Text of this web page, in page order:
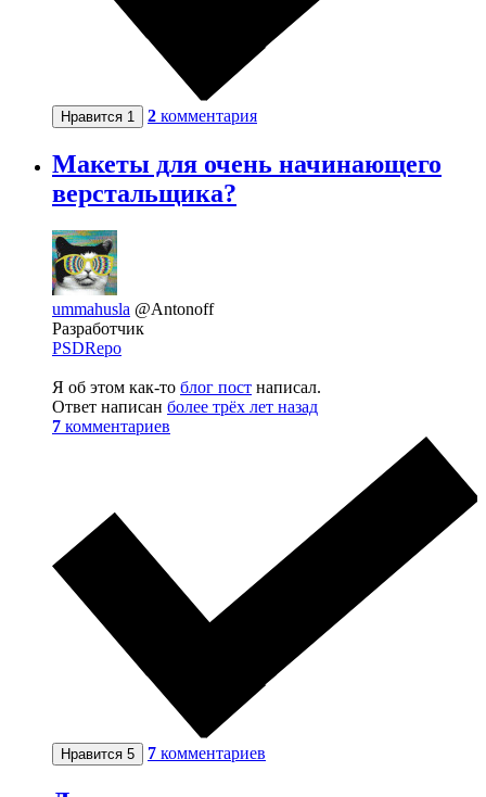
Нравится 1 2 комментария
Макеты для очень начинающего
верстальщика?
ummahusla @Antonoff
Разработчик
PSDRepo
Я об этом как-то блог пост написал.
Ответ написан более трёх лет назад
7 комментариев
Нравится 5 7 комментариев